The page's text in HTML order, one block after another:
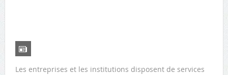
Les entreprises et les institutions disposent de services